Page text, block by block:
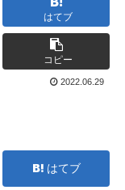
はてブ
コピー
2022.06.29
はてブ